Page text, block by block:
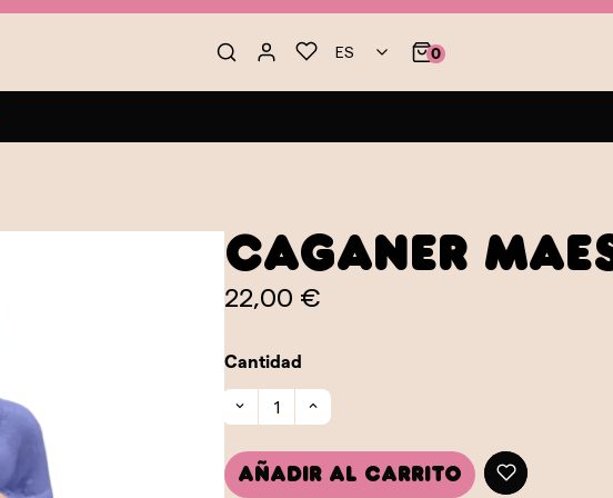
ES 0
Caganer
22,00 €
Cantidad
Añadir al carrito